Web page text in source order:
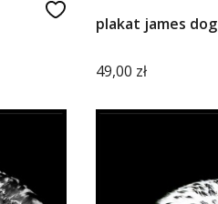
plakat james dog
Cena
49,00 zł